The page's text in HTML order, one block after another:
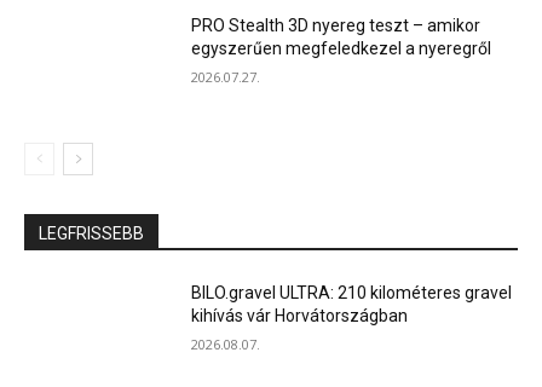
PRO Stealth 3D nyereg teszt – amikor
egyszerűen megfeledkezel a nyeregről
2026.07.27.
LEGFRISSEBB
BILO.gravel ULTRA: 210 kilométeres gravel
kihívás vár Horvátországban
2026.08.07.